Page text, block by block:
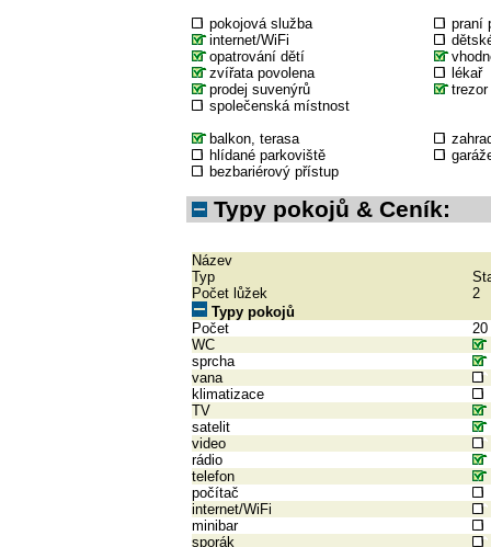
pokojová služba
praní
internet/WiFi
opatrování dětí
zvířata povolena
lékař
prodej suvenýrů
trezor
společenská místnost
balkon, terasa
hlídané parkoviště
bezbariérový přístup
Typy pokojů & Ceník:
Název
Typ
Počet lůžek
2
Typy pokojů
Počet
20
WC
sprcha
vana
klimatizace
TV
satelit
video
rádio
telefon
počítač
internet/WiFi
minibar
sporák